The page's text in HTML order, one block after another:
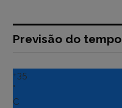
Previsão do tempo
+35
°
C